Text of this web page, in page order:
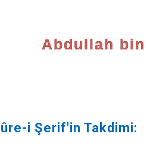
Abdullah bin
i Şerif'in Takdimi: